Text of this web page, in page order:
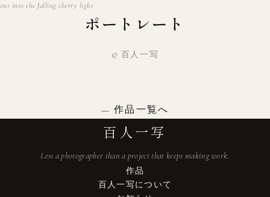
out into the falling cherry light
ポートレート
© 百人一写
作品一覧へ
百人一写
Less a photographer than a project that keeps making work.
作品
百人一写について